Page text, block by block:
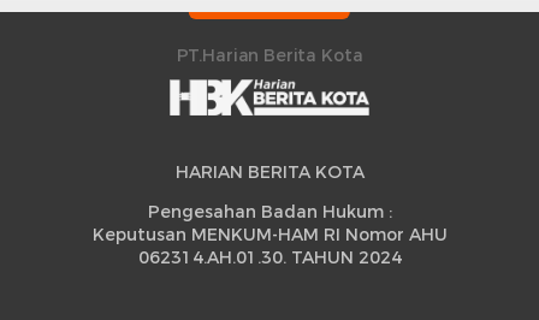
Peningkatan
PT.Harian Berita Kota
HARIAN BERITA KOTA
Pengesahan Badan Hukum :
Keputusan MENKUM-HAM RI Nomor AHU
062314.AH.01.30. TAHUN 2024